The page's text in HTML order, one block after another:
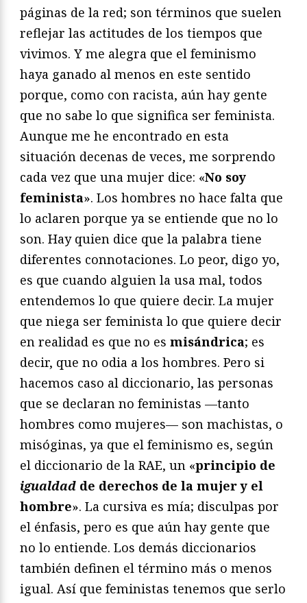
páginas de la red; son términos que suelen
reflejar las actitudes de los tiempos que
vivimos. Y me alegra que el feminismo
haya ganado al menos en este sentido
porque, como con racista, aún hay gente
que no sabe lo que significa ser feminista.
Aunque me he encontrado en esta
situación decenas de veces, me sorprendo
cada vez que una mujer dice: «No soy
feminista». Los hombres no hace falta que
lo aclaren porque ya se entiende que no lo
son. Hay quien dice que la palabra tiene
diferentes connotaciones. Lo peor, digo yo,
es que cuando alguien la usa mal, todos
entendemos lo que quiere decir. La mujer
que niega ser feminista lo que quiere decir
en realidad es que no es misándrica; es
decir, que no odia a los hombres. Pero si
hacemos caso al diccionario, las personas
que se declaran no feministas —tanto
hombres como mujeres— son machistas, o
misóginas, ya que el feminismo es, según
el diccionario de la RAE, un «principio de
igualdad de derechos de la mujer y el
hombre». La cursiva es mía; disculpas por
el énfasis, pero es que aún hay gente que
no lo entiende. Los demás diccionarios
también definen el término más o menos
igual. Así que feministas tenemos que serlo